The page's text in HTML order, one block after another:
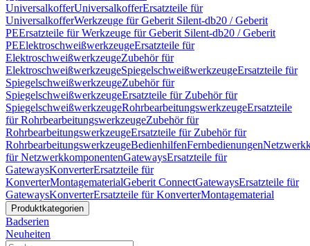
UniversalkofferUniversalkofferErsatzteile für
UniversalkofferWerkzeuge für Geberit Silent-db20 / Geberit
PEErsatzteile für Werkzeuge für Geberit Silent-db20 / Geberit
PEElektroschweißwerkzeugeErsatzteile für
ElektroschweißwerkzeugeZubehör für
ElektroschweißwerkzeugeSpiegelschweißwerkzeugeErsatzteile für
SpiegelschweißwerkzeugeZubehör für
SpiegelschweißwerkzeugeErsatzteile für Zubehör für
SpiegelschweißwerkzeugeRohrbearbeitungswerkzeugeErsatzteile
für RohrbearbeitungswerkzeugeZubehör für
RohrbearbeitungswerkzeugeErsatzteile für Zubehör für
RohrbearbeitungswerkzeugeBedienhilfenFernbedienungen
für NetzwerkkomponentenGatewaysErsatzteile für
GatewaysKonverterErsatzteile für
KonverterMontagematerialGeberit ConnectGatewaysErsatzteile für
GatewaysKonverterErsatzteile für KonverterMontagematerial
Produktkategorien
Badserien
Neuheiten